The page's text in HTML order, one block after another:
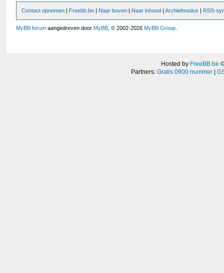
Contact opnemen | Freebb.be | Naar boven | Naar inhoud |Archiefmodus | RSS-
MyBB forum aangedreven doorMyBB , © 2002-2026MyBB Group
Hosted by FreeBB.be
Partners: Gratis 0900 nummer|